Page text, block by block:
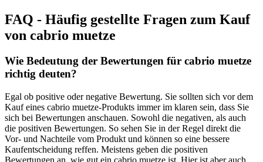
FAQ - Häufig gestellte Fragen zum Kauf
von cabrio muetze
Wie Bedeutung der Bewertungen für cabrio muetze
richtig deuten?
Egal ob positive oder negative Bewertung. Sie sollten sich vor dem
Kauf eines cabrio muetze-Produkts immer im klaren sein, dass Sie
sich bei Bewertungen anschauen. Sowohl die negativen, als auch
die positiven Bewertungen. So sehen Sie in der Regel direkt die
Vor- und Nachteile vom Produkt und können so eine bessere
Kaufentscheidung reffen. Meistens geben die positiven